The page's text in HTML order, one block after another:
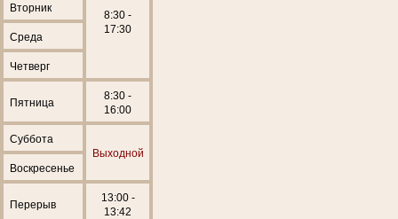
8:30 -
17:30
Вторник
Среда
Четверг
Пятница
8:30 -
16:00
Суббота
Выходной
Воскресенье
Перерыв
13:00 -
13:42